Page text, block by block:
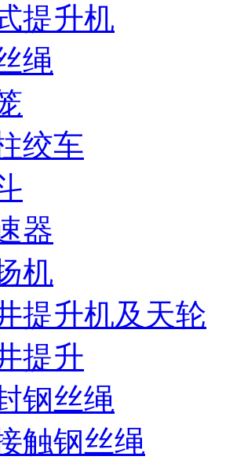
提升机
绳
绞车
器
机
提升机及天轮
提升
钢丝绳
触钢丝绳